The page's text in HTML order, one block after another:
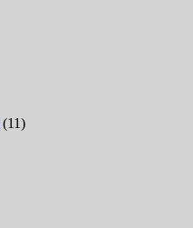
(11)